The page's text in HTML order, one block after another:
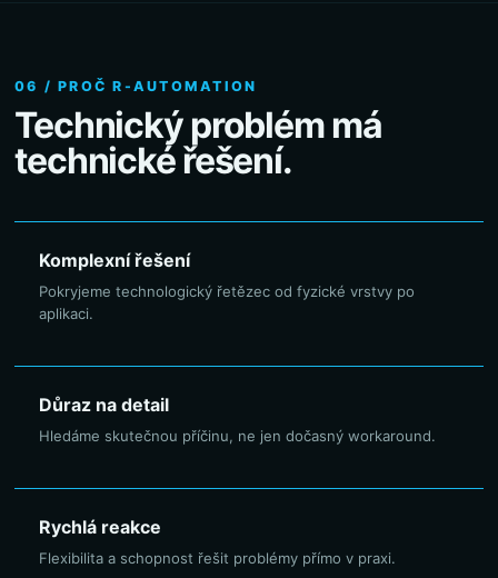
06 / PROČ R-AUTOMATION
Technický problém má
technické řešení.
Komplexní řešení
Pokryjeme technologický řetězec od fyzické vrstvy po
aplikaci.
Důraz na detail
Hledáme skutečnou příčinu, ne jen dočasný workaround.
Rychlá reakce
Flexibilita a schopnost řešit problémy přímo v praxi.